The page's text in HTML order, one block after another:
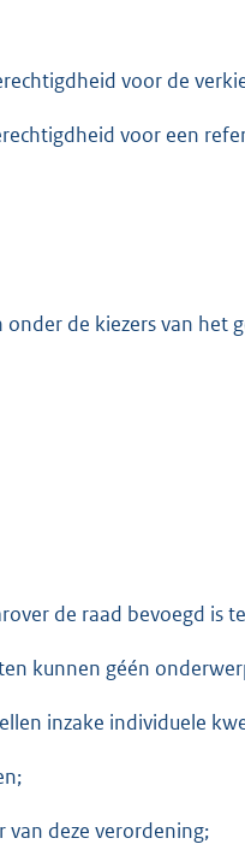
voor de
voor een
de kiezers van het
de raad bevoegd is
kunnen géén
inzake individuele
van deze verordening;